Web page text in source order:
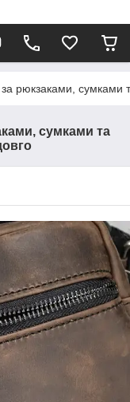
за рюкзаками,
сумками та